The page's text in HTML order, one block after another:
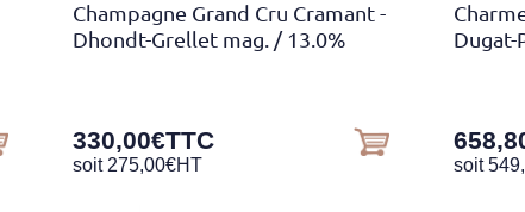
Champagne Grand Cru Cramant -
Dhondt-Grellet mag. / 13.0%
330,00€TTC
soit 275,00€HT
Dugat-
soit